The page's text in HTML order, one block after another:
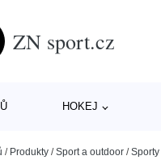
ZN sport.cz
HOKEJ
/ Produkty /Sport a outdoor /Sporty